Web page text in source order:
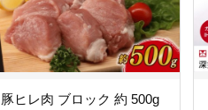
豚ヒレ肉 ブロック 約 500g